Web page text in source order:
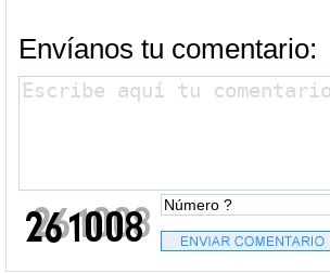
Envíanos tu comentario: